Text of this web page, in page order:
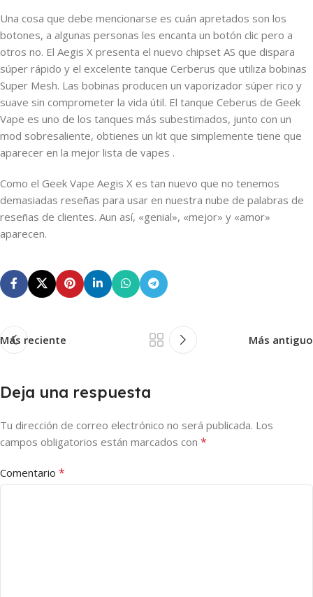
Una cosa que debe mencionarse es cuán apretados son los
botones, a algunas personas les encanta un botón clic pero a
otros no. El Aegis X presenta el nuevo chipset AS que dispara
súper rápido y el excelente tanque Cerberus que utiliza bobinas
Super Mesh. Las bobinas producen un vaporizador súper rico y
suave sin comprometer la vida útil. El tanque Ceberus de Geek
Vape es uno de los tanques más subestimados, junto con un
mod sobresaliente, obtienes un kit que simplemente tiene que
aparecer en la mejor lista de vapes .
Como el Geek Vape Aegis X es tan nuevo que no tenemos
demasiadas reseñas para usar en nuestra nube de palabras de
reseñas de clientes. Aun así, «genial», «mejor» y «amor»
aparecen.
Más reciente Más antiguo
Deja una respuesta
Tu dirección de correo electrónico no será publicada. Los
campos obligatorios están marcados con *
Comentario *